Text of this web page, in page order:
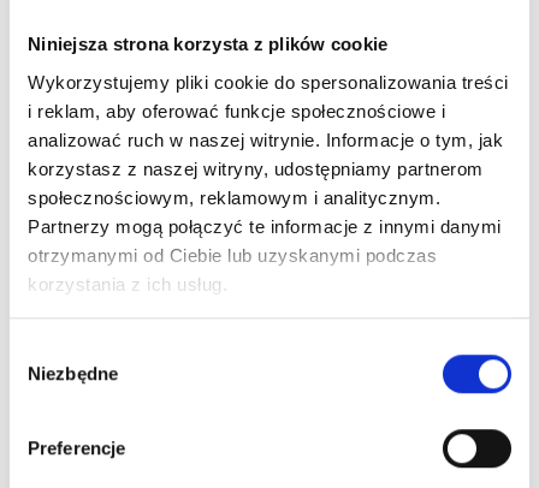
Niniejsza strona korzysta z plików cookie
Wykorzystujemy pliki cookie do spersonalizowania treści
i reklam, aby oferować funkcje społecznościowe i
analizować ruch w naszej witrynie. Informacje o tym, jak
korzystasz z naszej witryny, udostępniamy partnerom
społecznościowym, reklamowym i analitycznym.
Partnerzy mogą połączyć te informacje z innymi danymi
otrzymanymi od Ciebie lub uzyskanymi podczas
korzystania z ich usług.
zgody
Niezbędne
Preferencje